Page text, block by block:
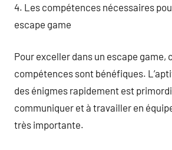
4. Les compétences nécessaires
escape game
Pour exceller dans un escape game,
compétences sont bénéfiques.
des énigmes rapidement est
communiquer et à travailler en
très importante.